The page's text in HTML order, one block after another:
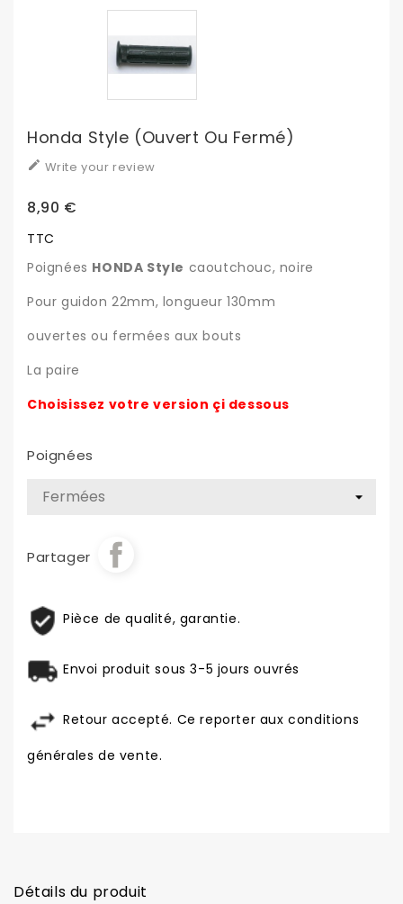
Honda Style (ouvert Ou Fermé)
 Write your review
8,90 €
TTC
Poignées HONDA Style caoutchouc, noire
Pour guidon 22mm, longueur 130mm
ouvertes ou fermées aux bouts
La paire
Choisissez votre version çi dessous
Poignées
Partager
Pièce de qualité, garantie.
Envoi produit sous 3-5 jours ouvrés
Retour accepté. Ce reporter aux conditions
générales de vente.
Détails du produit